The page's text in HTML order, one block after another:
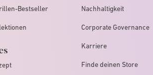
Bestseller Nachhaltigkeit
Corporate Governance
Karriere
Finde deinen Store